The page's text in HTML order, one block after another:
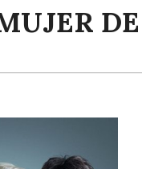
DE